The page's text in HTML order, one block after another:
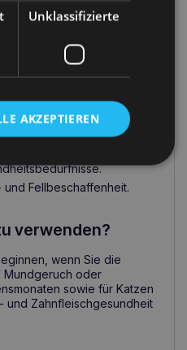
frischem Atem führt. Die
und Mineralstoffe, die für
Ihrer Katze umfassend
Mundgesundheit.
Fellbeschaffenheit.
verwenden?
wenn Sie die
Mundgeruch oder
sowie für Katzen
und Zahnfleischgesundheit
Unklassifizierte
AKZEPTIEREN